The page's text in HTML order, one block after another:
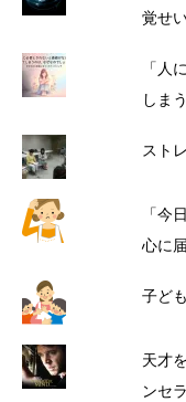
覚せ
「人
しま
スト
「今
心に
子ど
天才
ンセ